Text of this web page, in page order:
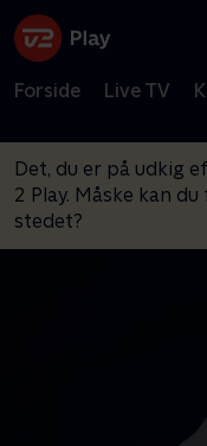
Forside Live TV
Det, du er på udkig
2 Play. Måske kan
stedet?